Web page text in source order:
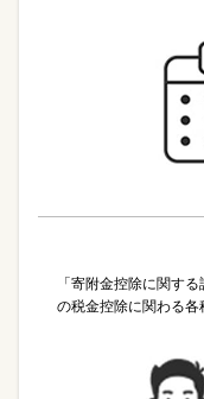
「寄附金控除に関す
の税金控除に関わる各